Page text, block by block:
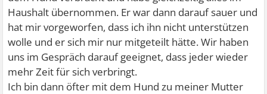
Haushalt übernommen. Er war dann darauf sauer und
hat mir vorgeworfen, dass ich ihn nicht unterstützen
wolle und er sich mir nur mitgeteilt hätte. Wir haben
uns im Gespräch darauf geeignet, dass jeder wieder
mehr Zeit für sich verbringt.
Ich bin dann öfter mit dem Hund zu meiner Mutter